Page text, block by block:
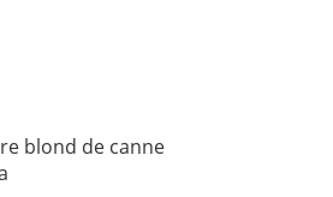
blond de canne